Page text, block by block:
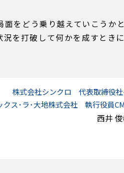
面をどう乗り越えていこうかと
を打破して何かを成すときに
株式会社シンクロ 代表取締役
クス･ラ･大地株式会社 執行役員
西井